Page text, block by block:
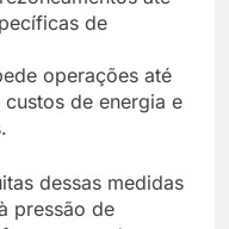
de
operações até
de energia e
dessas medidas
pressão de